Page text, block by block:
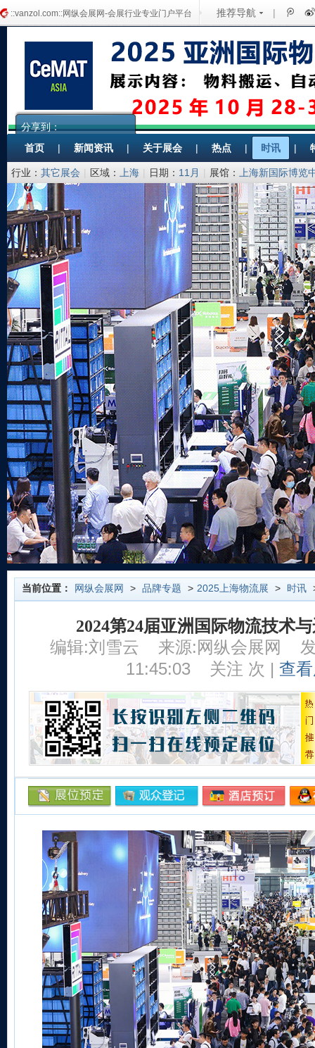
::vanzol.com::网纵会展网-会展行业专业门户平台 推荐导航 |
分享到：
首页
| 新闻资讯 | 关于展会 | 热点 | 时讯 |
行业： 其它展会 | 区域： 上海 | 日期： 11月 | 展馆： 上海新国际博览
当前位置： 网纵会展网 > 品牌专题 > 2025上海物流展 > 时讯
2024第24届亚洲国际物流技术
编辑:刘雪云
来源:网纵会展网
11:45:03
关注 次 | 查